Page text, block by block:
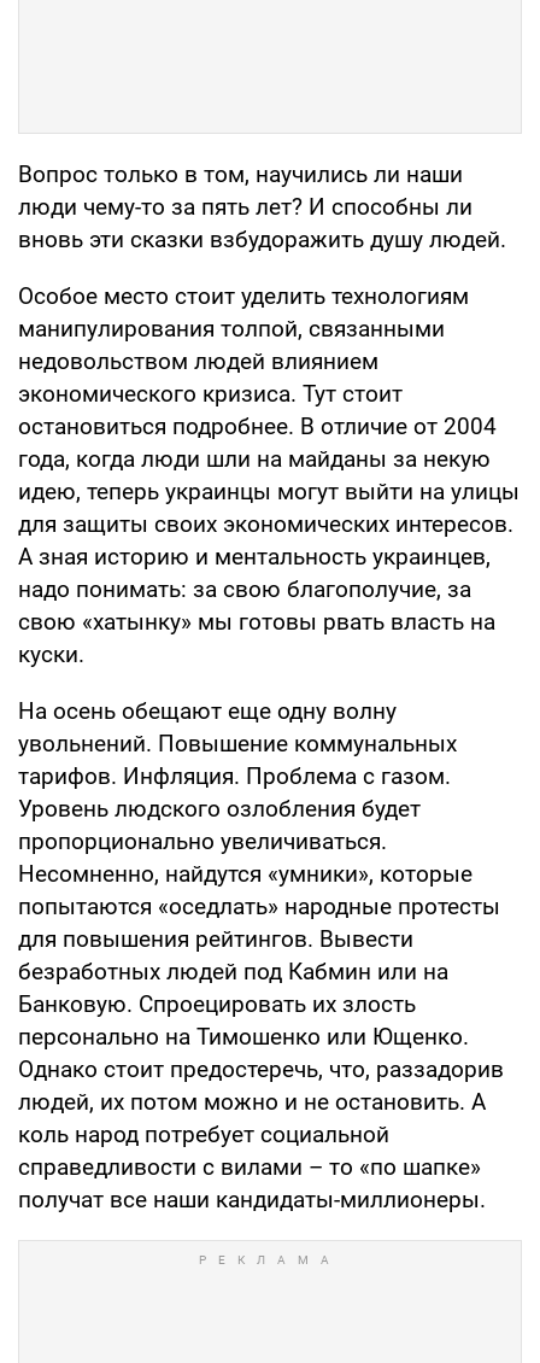
Вопрос только в том, научились ли наши
люди чему-то за пять лет? И способны ли
вновь эти сказки взбудоражить душу людей.
Особое место стоит уделить технологиям
манипулирования толпой, связанными
недовольством людей влиянием
экономического кризиса. Тут стоит
остановиться подробнее. В отличие от 2004
года, когда люди шли на майданы за некую
идею, теперь украинцы могут выйти на улицы
для защиты своих экономических интересов.
А зная историю и ментальность украинцев,
надо понимать: за свою благополучие, за
свою «хатынку» мы готовы рвать власть на
куски.
На осень обещают еще одну волну
увольнений. Повышение коммунальных
тарифов. Инфляция. Проблема с газом.
Уровень людского озлобления будет
пропорционально увеличиваться.
Несомненно, найдутся «умники», которые
попытаются «оседлать» народные протесты
для повышения рейтингов. Вывести
безработных людей под Кабмин или на
Банковую. Спроецировать их злость
персонально на Тимошенко или Ющенко.
Однако стоит предостеречь, что, раззадорив
людей, их потом можно и не остановить. А
коль народ потребует социальной
справедливости с вилами – то «по шапке»
получат все наши кандидаты-миллионеры.